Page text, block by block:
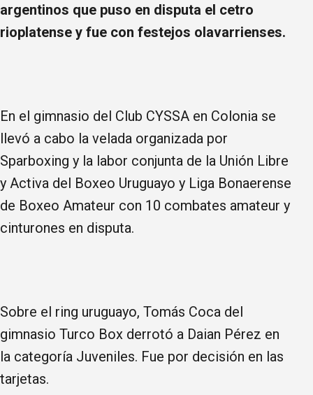
argentinos que puso en disputa el cetro
rioplatense y fue con festejos olavarrienses.
En el gimnasio del Club CYSSA en Colonia se
llevó a cabo la velada organizada por
Sparboxing y la labor conjunta de la Unión Libre
y Activa del Boxeo Uruguayo y Liga Bonaerense
de Boxeo Amateur con 10 combates amateur y
cinturones en disputa.
Sobre el ring uruguayo, Tomás Coca del
gimnasio Turco Box derrotó a Daian Pérez en
la categoría Juveniles. Fue por decisión en las
tarjetas.